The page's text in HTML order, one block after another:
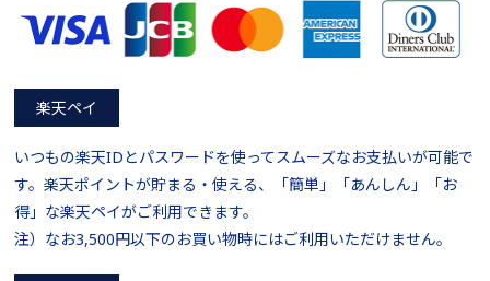
楽天ペイ
いつもの楽天IDとパスワードを使ってスムーズなお支払いが可能で
す。楽天ポイントが貯まる・使える、「簡単」「あんしん」「お
得」な楽天ペイがご利用できます。
注）なお3,500円以下のお買い物時にはご利用いただけません。